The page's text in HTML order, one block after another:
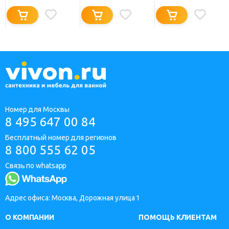
Номер для Москвы
8 495 647 00 84
Бесплатный номер для регионов
8 800 555 62 05
Связь по whatsapp
Адрес офиса: Москва, Дорожная улица 1
О КОМПАНИИ
ПОМОЩЬ КЛИЕНТАМ